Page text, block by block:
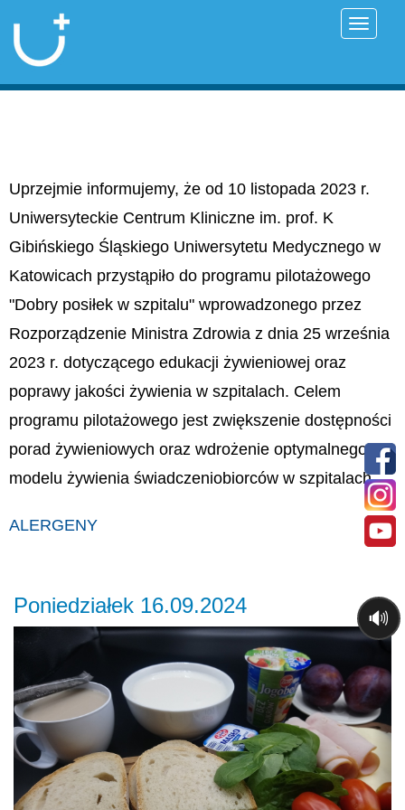
Uprzejmie informujemy, że od 10 listopada 2023 r.
Uniwersyteckie Centrum Kliniczne im. prof. K
Gibińskiego Śląskiego Uniwersytetu Medycznego w
Katowicach przystąpiło do programu pilotażowego
"Dobry posiłek w szpitalu" wprowadzonego przez
Rozporządzenie Ministra Zdrowia z dnia 25 września
2023 r. dotyczącego edukacji żywieniowej oraz
poprawy jakości żywienia w szpitalach. Celem
programu pilotażowego jest zwiększenie dostępności
porad żywieniowych oraz wdrożenie optymalnego
modelu żywienia świadczeniobiorców w szpitalach.
ALERGENY
Poniedziałek 16.09.2024
Previous
🔊